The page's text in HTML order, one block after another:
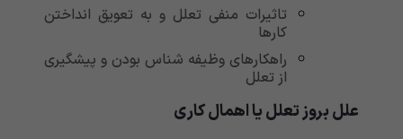
تاثیرات منفی تعلل و به تعویق انداختن
کارها
راهکارهای وظیفه شناس بودن و پیشگیری
از تعلل
علل بروز تعلل یا اهمال کاری